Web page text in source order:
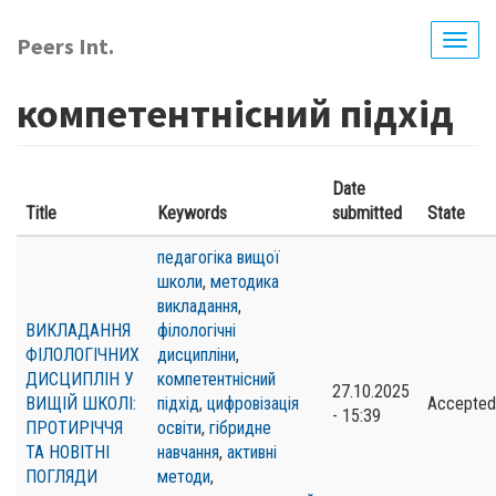
main
Peers Int.
компетентнісний підхід
Title Keywords
Date
submitted
State
ВИКЛАДАННЯ
ФІЛОЛОГІЧНИХ
ДИСЦИПЛІН У
ВИЩІЙ ШКОЛІ:
ПРОТИРІЧЧЯ
ТА НОВІТНІ
ПОГЛЯДИ
педагогіка вищої
школи, методика
викладання,
філологічні
дисципліни,
компетентнісний
підхід, цифровізація
освіти, гібридне
навчання, активні
методи,
27.10.2025
- 15:39
Accepted